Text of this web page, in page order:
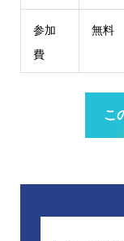
参加
費
無料
こ